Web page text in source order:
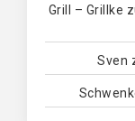
Grill – Grillke
Sven